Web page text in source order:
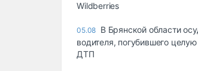
Wildberries
05.08 В Брянской области
водителя, погубившего
ДТП